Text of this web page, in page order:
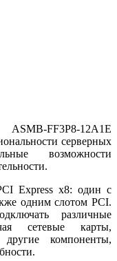
FF3P8-12A1E
серверных
возможности
Express x8: один с
одним слотом PCI.
различные
сетевые карты,
компоненты,